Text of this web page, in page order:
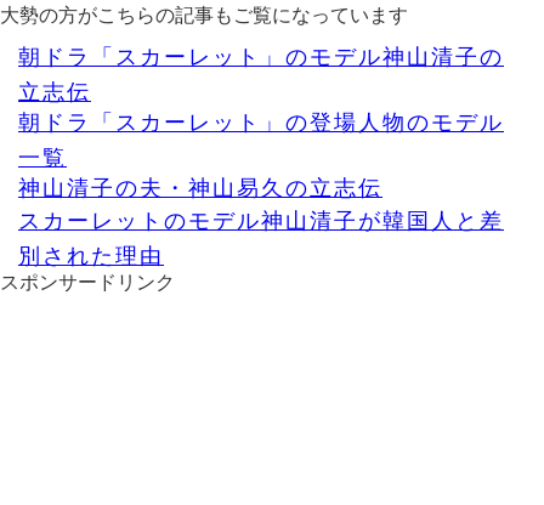
大勢の方がこちらの記事もご覧になっています
朝ドラ「スカーレット」のモデル神山清子の
立志伝
朝ドラ「スカーレット」の登場人物のモデル
一覧
神山清子の夫・神山易久の立志伝
スカーレットのモデル神山清子が韓国人と差
別された理由
スポンサードリンク